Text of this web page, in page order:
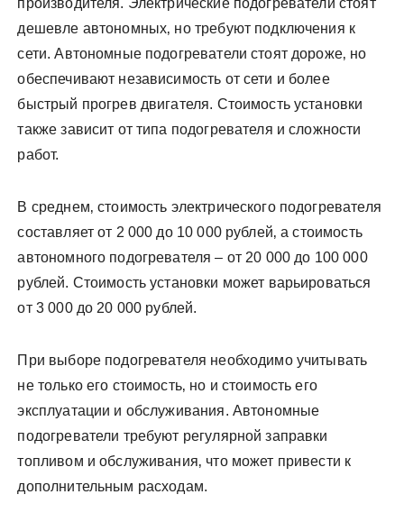
производителя. Электрические подогреватели стоят
дешевле автономных‚ но требуют подключения к
сети. Автономные подогреватели стоят дороже‚ но
обеспечивают независимость от сети и более
быстрый прогрев двигателя. Стоимость установки
также зависит от типа подогревателя и сложности
работ.
В среднем‚ стоимость электрического подогревателя
составляет от 2 000 до 10 000 рублей‚ а стоимость
автономного подогревателя – от 20 000 до 100 000
рублей. Стоимость установки может варьироваться
от 3 000 до 20 000 рублей.
При выборе подогревателя необходимо учитывать
не только его стоимость‚ но и стоимость его
эксплуатации и обслуживания. Автономные
подогреватели требуют регулярной заправки
топливом и обслуживания‚ что может привести к
дополнительным расходам.